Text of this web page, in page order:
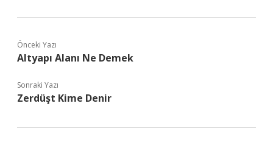
Önceki Yazı
Altyapı Alanı Ne Demek
Sonraki Yazı
Zerdüşt Kime Denir